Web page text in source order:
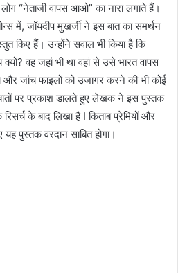
“नेताजी वापस आओ” का नारा लगाते हैं।
में, जॉयदीप मुखर्जी ने इस बात का समर्थन
किए हैं। उन्होंने सवाल भी किया है कि
वह जहां भी था वहां से उसे भारत वापस
और जांच फाइलों को उजागर करने की भी कोई
पर प्रकाश डालते हुए लेखक ने इस पुस्तक
के बाद लिखा है I किताब प्रेमियों और
पुस्तक वरदान साबित होगा।